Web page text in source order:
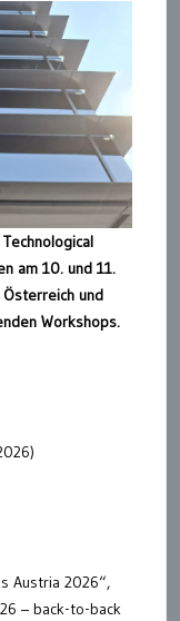
am 10. und 11.
und
Workshops.
Austria 2026“,
– back-to-back